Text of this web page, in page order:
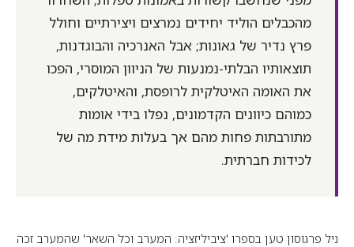
מהכבלים הוליד יחידים נמרצים ויצירתיים וחולל
פרץ נדיר של גאונות; אבל האנרכיה והבוגדנות,
תוצאותיו הבלתי-נמנעות של הניוון המוסרי, הפכו
את האומה האיטלקית לרופסת, והאיטלקים,
כמוהם כיוונים הקדמונים, נפלו בידי אומות
מתורבתות פחות מהם אך בעלות מידת מה של
לכידות חברתית.
ניל פרגוסון טען בספרו 'ציביליזציה: המערב וכל השאר' שהמערב זכה